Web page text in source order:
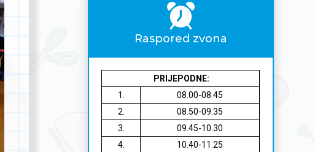
Raspored zvona
PRIJEPODNE:
1.
08.00-08.45
2.
08.50-09.35
3.
09.45-10.30
4.
10.40-11.25